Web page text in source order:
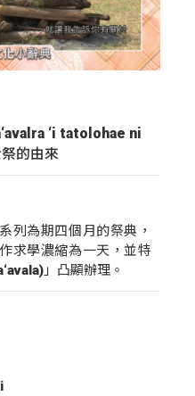
‘i tatolohae ni
祭的由來
列為期四個月的祭典，
求學濃縮為一天，並特
」凸顯辦理。